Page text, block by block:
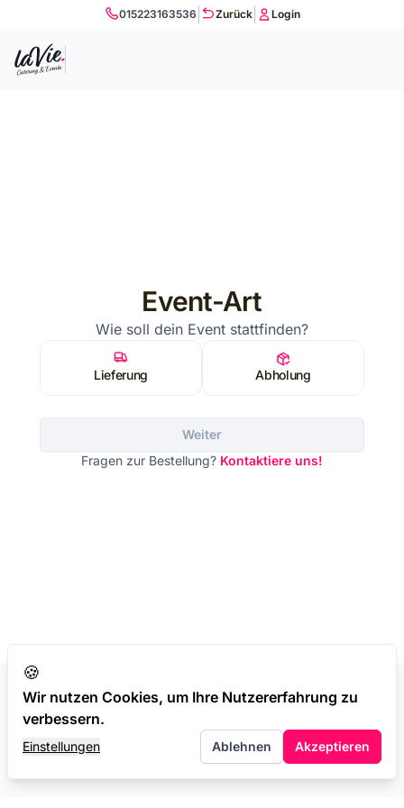
🍪
Wir nutzen Cookies, um Ihre Nutzererfahrung zu
verbessern.
Einstellungen Ablehnen Akzeptieren
015223163536 Zurück| Login
Event-Art
Wie soll dein Event stattfinden?
Lieferung Abholung
Weiter
Fragen zur Bestellung? Kontaktiere uns!
AGB Datenschutz Impressum